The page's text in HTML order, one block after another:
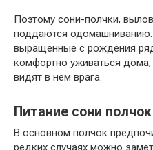
Поэтому сони-полчки,
поддаются одомашниванию.
выращенные с рождения
комфортно уживаться
видят в нем врага.
Питание сони полчок
В основном полчок
редких случаях можно